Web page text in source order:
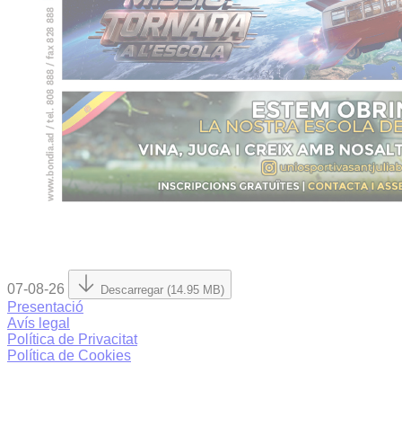
07-08-26 Descarregar (14.95 MB)
Presentació
Avís legal
Política de Privacitat
Política de Cookies